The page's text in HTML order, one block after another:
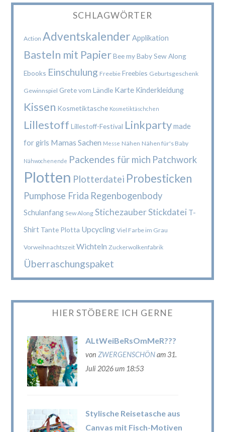
SCHLAGWÖRTER
Action Adventskalender Applikation
Basteln mit Papier Bee my Baby Sew Along
Ebooks Einschulung Freebie Freebies Geburtsgeschenk
Gewinnspiel Grete vom Ländle Karte Kinderkleidung
Kissen Kosmetiktasche Kosmetiktäschchen
Lillestoff Lillestoff-Festival Linkpartymade
for girls Mamas Sachen Messe Nähen Nähen für's Baby
Nähwochenende Packendes für mich Patchwork
Plotten Plotterdatei Probesticken
Pumphose Frida Regenbogenbody
Schulanfang Sew Along StichezauberStickdatei T-
Shirt Tante Plotta Upcycling Viel Farbe im Grau
Vorweihnachtszeit Wichteln Zuckerwolkenfabrik
Überraschungspaket
HIER STÖBERE ICH GERNE
ALtWeiBeRsOmMeR???
von ZWERGENSCHÖNam 31.
Juli 2026 um 18:53
Stylische Reisetasche aus
Canvas mit Fisch-Motiven